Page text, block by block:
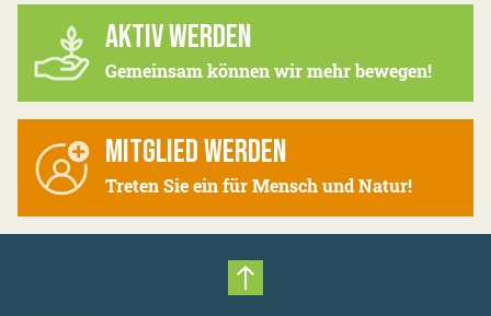
AKTIV WERDEN
Gemeinsam können wir mehr bewegen!
MITGLIED WERDEN
Treten Sie ein für Mensch und Natur!
Nach oben scrollen